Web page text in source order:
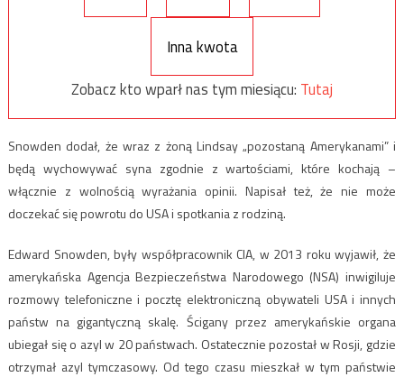
Inna kwota
Zobacz kto wparł nas tym miesiącu: Tutaj
Snowden dodał, że wraz z żoną Lindsay „pozostaną Amerykanami” i
będą wychowywać syna zgodnie z wartościami, które kochają –
włącznie z wolnością wyrażania opinii. Napisał też, że nie może
doczekać się powrotu do USA i spotkania z rodziną.
Edward Snowden, były współpracownik CIA, w 2013 roku wyjawił, że
amerykańska Agencja Bezpieczeństwa Narodowego (NSA) inwigiluje
rozmowy telefoniczne i pocztę elektroniczną obywateli USA i innych
państw na gigantyczną skalę. Ścigany przez amerykańskie organa
ubiegał się o azyl w 20 państwach. Ostatecznie pozostał w Rosji, gdzie
otrzymał azyl tymczasowy. Od tego czasu mieszkał w tym państwie